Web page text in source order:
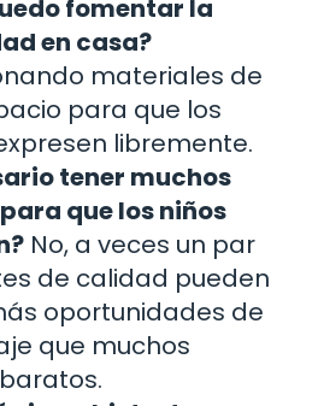
fomentar la
en casa?
materiales de
para que los
libremente.
tener muchos
que los niños
No, a veces un par
de calidad pueden
oportunidades de
que muchos